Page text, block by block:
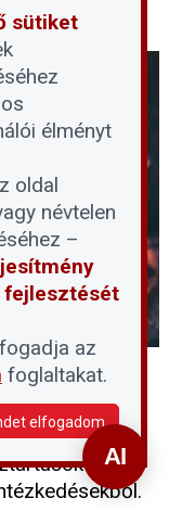
5
forgalmi
részben vagy
is
sütiket
élményt
oldal
névtelen
–
fejlesztését
az
foglaltakat.
elfogadom